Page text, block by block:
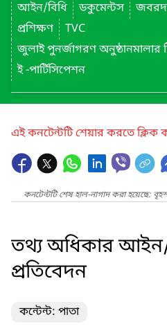
আইন/বিধি
ডকুমেন্টস
প্রশিক্ষণ
TVC
জুলাই পুনর্জাগরণ অনুষ্ঠানমালার
ই -পার্টিসিপেশন
এই কনটেন্টটি শেয়ার করতে
কনটেন্টটি শেষ হাল-নাগাদ করা হয়েছে:
তথ্য অধিকার আইন/
প্রতিবেদন
কন্টেন্ট: পাতা